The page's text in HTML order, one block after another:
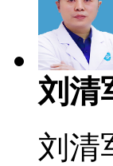
刘清
刘清